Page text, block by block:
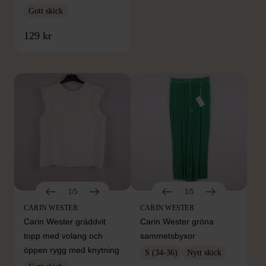
Gott skick
129 kr
FRÅN SAMMA VARUMÄRKE
1/5
CARIN WESTER
Carin Wester gräddvit
topp med volang och
öppen rygg med knytning
1/5
CARIN WESTER
Carin Wester gröna
sammetsbyxor
S (34-36) Nytt skick